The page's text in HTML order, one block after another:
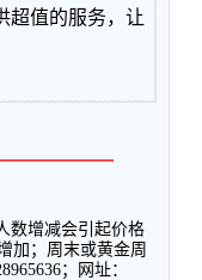
超值的服务，让
数增减会引起价格
加；周末或黄金周
；网址：